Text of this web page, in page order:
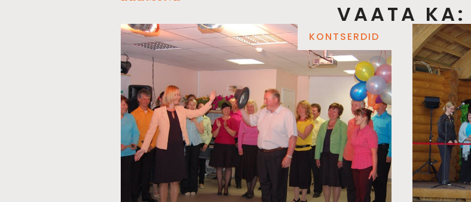
VAATA KA:
KONTSERDID